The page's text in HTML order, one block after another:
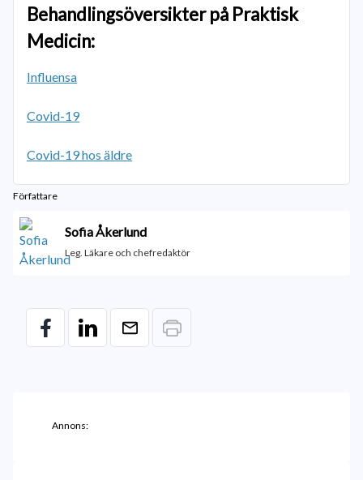
Behandlingsöversikter på Praktisk
Medicin:
Influensa
Covid-19
Covid-19 hos äldre
Författare
Sofia Åkerlund
Leg. Läkare och chefredaktör
Annons: